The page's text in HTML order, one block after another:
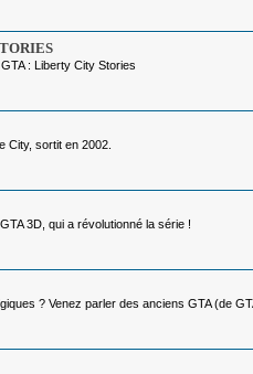
: Liberty City Stories
City, sortit en 2002.
3D, qui a révolutionné la série !
? Venez parler des anciens GTA (de